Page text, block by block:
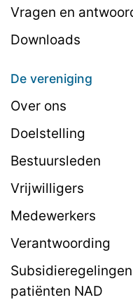
Vragen en
Downloads
De vereniging
Over ons
Doelstelling
Bestuursleden
Vrijwilligers
Medewerkers
Verantwoording
Subsidieregelingen
patiënten NAD